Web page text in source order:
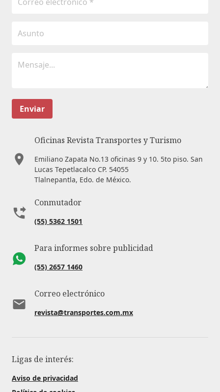
Enviar
Oficinas Revista Transportes y Turismo
Emiliano Zapata No.13 oficinas 9 y 10. 5to piso. San
Lucas Tepetlacalco CP. 54055
Tlalnepantla, Edo. de México.
Conmutador
(55) 5362 1501
Para informes sobre publicidad
(55) 2657 1460
Correo electrónico
revista@transportes.com.mx
Ligas de interés:
Aviso de privacidad